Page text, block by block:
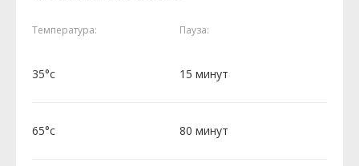
Температура: Пауза:
35°c 15 минут
65°c 80 минут